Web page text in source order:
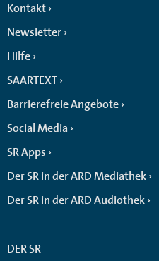
Kontakt
Newsletter
Hilfe
SAARTEXT
Barrierefreie Angebote
Social Media
SR Apps
Der SR in der ARD Mediathek
Der SR in der ARD Audiothek
DER SR